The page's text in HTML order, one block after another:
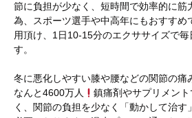
節に負担が少なく、短時間で効率的に筋
為、スポーツ選手や中高年にもおすすめ
用頂け、1日10-15分のエクササイズで毎
す。
冬に悪化しやすい膝や腰などの関節の痛
なんと4600万人
鎮痛剤やサプリメン
く、関節の負担を少なく「動かして治